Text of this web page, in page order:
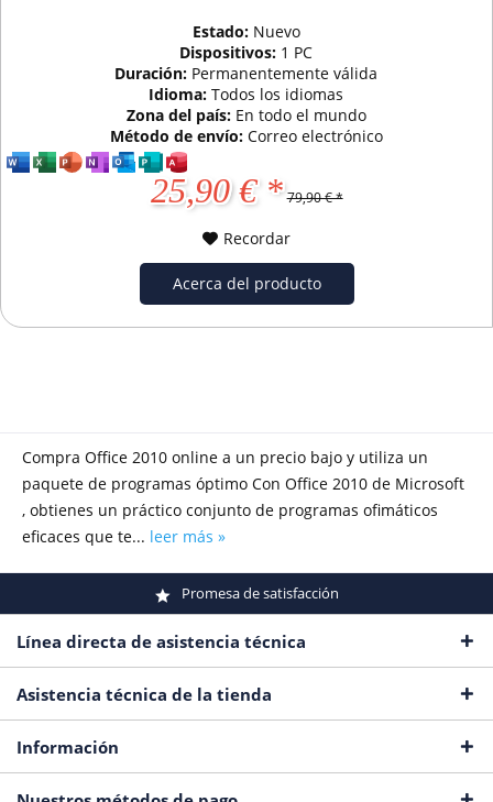
Estado: Nuevo
Dispositivos: 1 PC
Duración: Permanentemente válida
Idioma:Todos los idiomas
Zona del país: En todo el mundo
Método de envío: Correo electrónico
25,90 € * 79,90 € *
Recordar
Acerca del producto
Compra Office 2010 online a un precio bajo y utiliza un
paquete de programas óptimo Con Office 2010 de Microsoft
, obtienes un práctico conjunto de programas ofimáticos
eficaces que te... leer más »
Promesa de satisfacción
Línea directa de asistencia técnica
Asistencia técnica de la tienda
Información